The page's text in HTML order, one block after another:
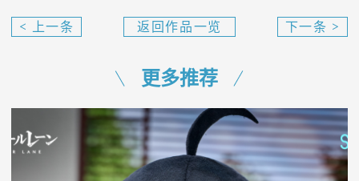
< 上一条
返回作品一览
下一条 >
更多推荐